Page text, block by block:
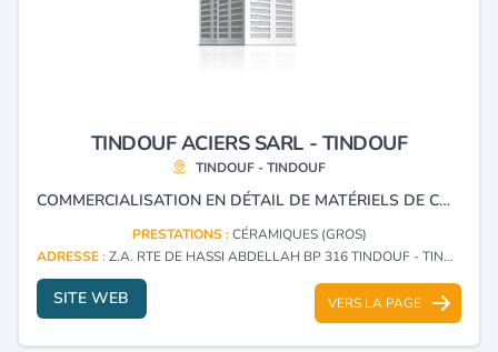
TINDOUF ACIERS SARL - TINDOUF
TINDOUF - TINDOUF
COMMERCIALISATION EN DÉTAIL DE MATÉRIELS DE CONSTRUCTION
PRESTATIONS :CÉRAMIQUES (GROS)
ADRESSE :Z.A. RTE DE HASSI ABDELLAH BP 316 TINDOUF - TINDOUF
SITE WEB VERS LA PAGE